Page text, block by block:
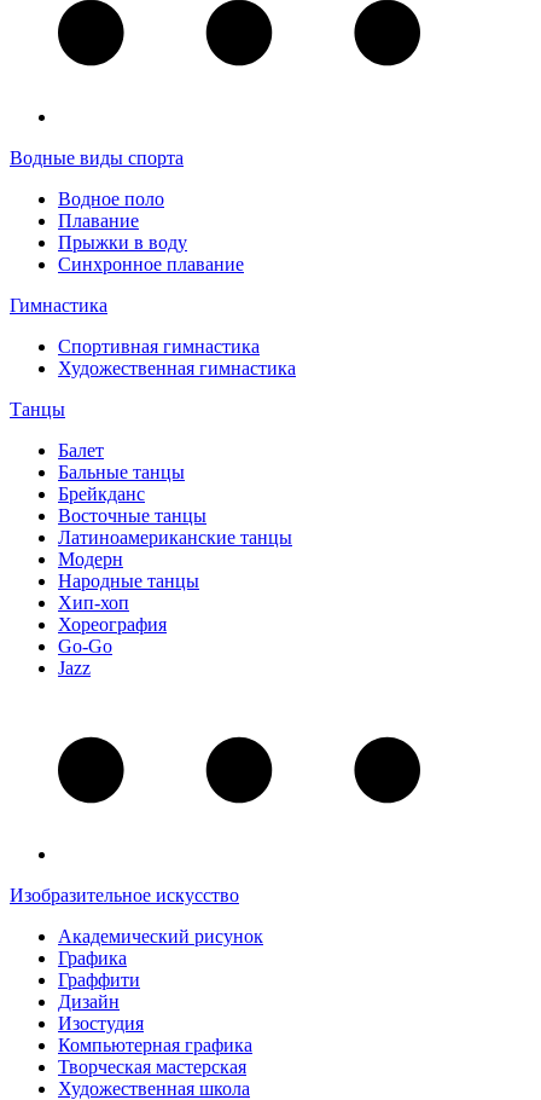
Водные виды спорта
Водное поло
Плавание
Прыжки в воду
Синхронное плавание
Гимнастика
Спортивная гимнастика
Художественная гимнастика
Танцы
Балет
Бальные танцы
Брейкданс
Восточные танцы
Латиноамериканские танцы
Модерн
Народные танцы
Хип-хоп
Хореография
Go-Go
Jazz
Изобразительное искусство
Академический рисунок
Графика
Граффити
Дизайн
Изостудия
Компьютерная графика
Творческая мастерская
Художественная школа